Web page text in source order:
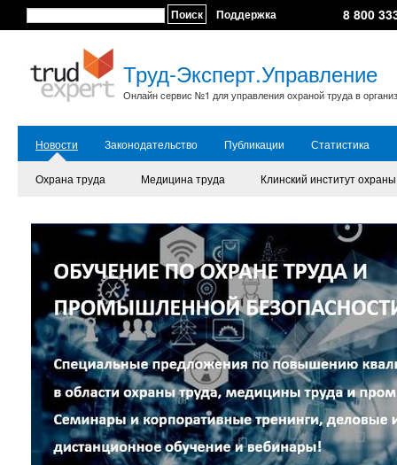
Поиск Поддержка 8 800
Труд-Эксперт.Управление
Онлайн сервис №1 для управления охраной труда в
Новости Законодательство Публикации Статистика
Охрана труда Медицина труда Клинский институт